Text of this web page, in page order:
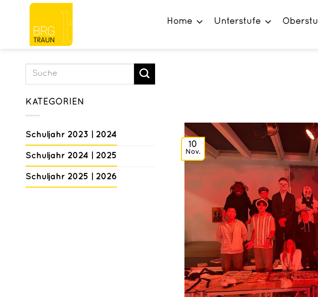
springen
Home Unterstufe
KATEGORIEN
Schuljahr 2023 | 2024
Schuljahr 2024 | 2025
Schuljahr 2025 | 2026
10
Nov.